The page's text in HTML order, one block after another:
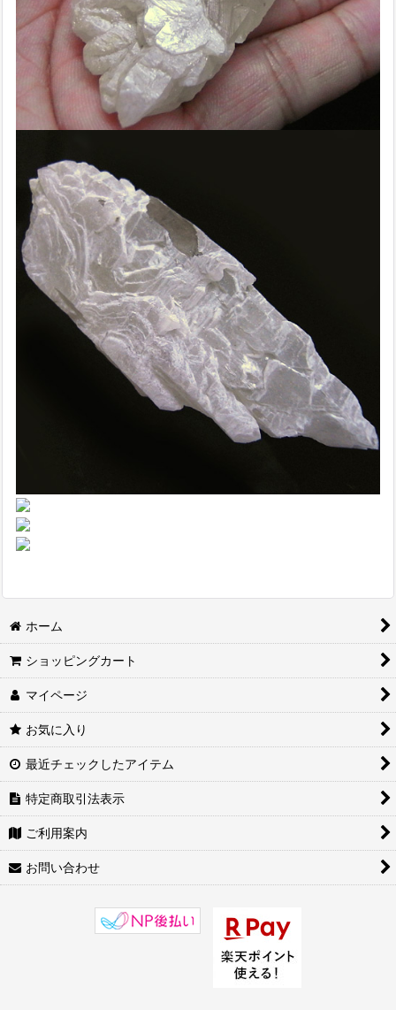
ホーム
ショッピングカート
マイページ
お気に入り
最近チェックしたアイテム
特定商取引法表示
ご利用案内
お問い合わせ